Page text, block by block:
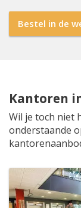
Bestel in de
Kantoren
Wil je toch niet
onderstaande